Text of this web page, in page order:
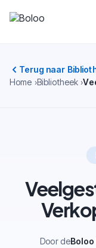
Terug naar
Home Bibliotheek
Door de